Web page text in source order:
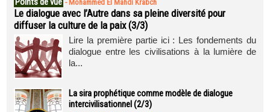
- Mohammed El Mahdi Krabch
Le dialogue avec l’Autre dans sa pleine diversité pour
diffuser la culture de la paix (3/3)
Lire la première partie ici : Les fondements du
dialogue entre les civilisations à la lumière de
la...
La sira prophétique comme modèle de dialogue
intercivilisationnel (2/3)